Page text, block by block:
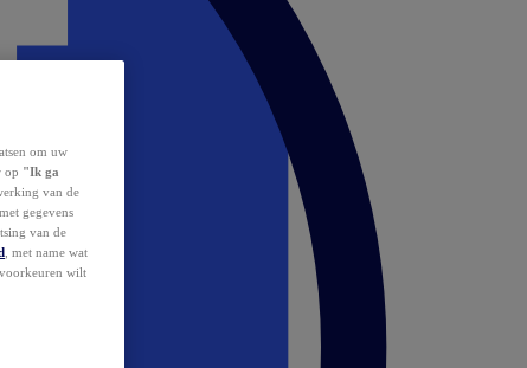
om uw
op "Ik ga
van de
gegevens
van de
, met name wat
wilt